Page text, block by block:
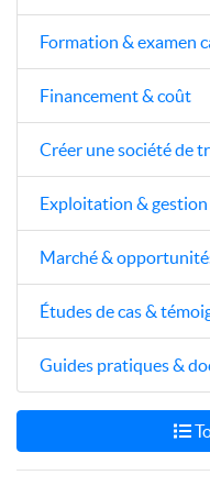
Formation & examen
Financement & coût
Créer une société de
Exploitation &
Marché &
Études de cas &
Guides pratiques &